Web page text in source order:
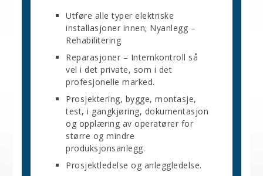
Utføre alle typer elektriske
installasjoner innen; Nyanlegg –
Rehabilitering
Reparasjoner – Internkontroll så
vel i det private, som i det
profesjonelle marked.
Prosjektering, bygge, montasje,
test, i gangkjøring, dokumentasjon
og opplæring av operatører for
større og mindre
produksjonsanlegg.
Prosjektledelse og anleggledelse.